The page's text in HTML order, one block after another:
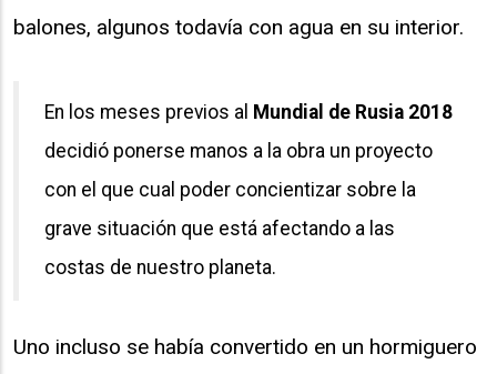
balones, algunos todavía con agua en su interior.
En los meses previos al Mundial de Rusia 2018
decidió ponerse manos a la obra un proyecto
con el que cual poder concientizar sobre la
grave situación que está afectando a las
costas de nuestro planeta.
Uno incluso se había convertido en un hormiguero